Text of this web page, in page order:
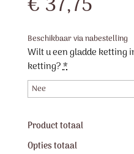
Beschikbaar via nabestelling
Wilt u een gladde ketting
ketting?*
Product totaal
Opties totaal